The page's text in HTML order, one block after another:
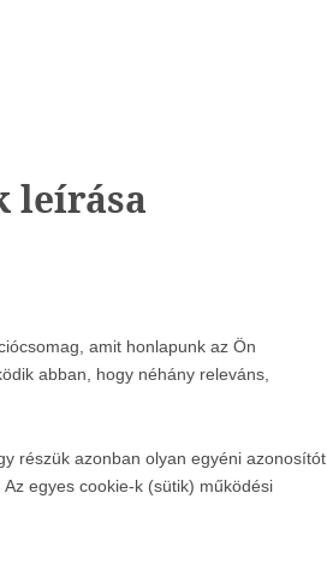
leírása
amit honlapunk az Ön
abban, hogy néhány releváns,
részük azonban olyan egyéni azonosítót
egyes cookie-k (sütik) működési